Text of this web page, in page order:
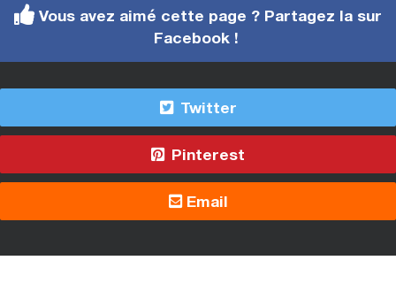
Vous avez aimé cette page ? Partagez la sur
Facebook !
Twitter
Pinterest
Email